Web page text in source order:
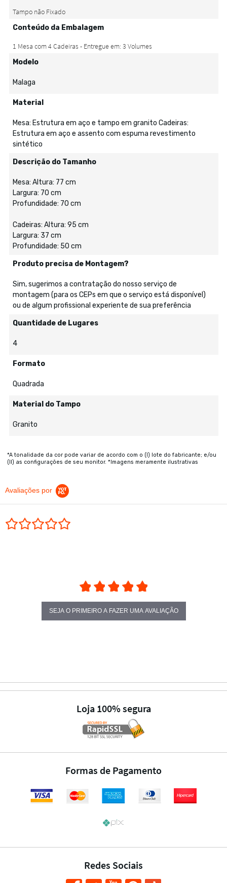
Conteúdo da Embalagem
Modelo
Malaga
Material
Mesa: Estrutura em aço e tampo em granito Cadeiras:
Estrutura em aço e assento com espuma revestimento
sintético
Descrição do Tamanho
Mesa: Altura: 77 cm
Largura: 70 cm
Profundidade: 70 cm
Cadeiras: Altura: 95 cm
Largura: 37 cm
Profundidade: 50 cm
Produto precisa de Montagem?
Sim, sugerimos a contratação do nosso serviço de
montagem (para os CEPs em que o serviço está disponível)
ou de algum profissional experiente de sua preferência
Quantidade de Lugares
4
Formato
Quadrada
Material do Tampo
Granito
*A tonalidade da cor pode variar de acordo com o (I) lote do fabricante; e/ou
(II) as configurações de seu monitor. *Imagens meramente ilustrativas
Avaliações por
SEJA O PRIMEIRO A FAZER UMA AVALIAÇÃO